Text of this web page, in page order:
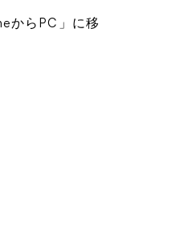
からPC」に移